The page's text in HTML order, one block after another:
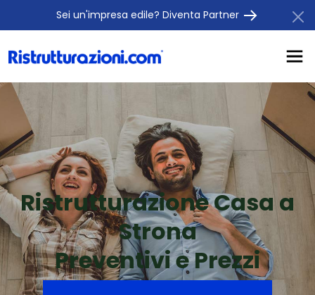
Sei un'impresa edile? Diventa Partner
Ristrutturazione Casa a
Strona
Preventivi e Prezzi